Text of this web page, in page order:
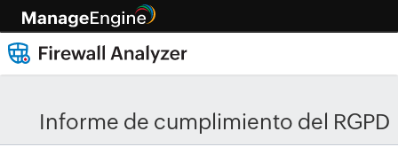
Informe de cumplimiento del RGPD